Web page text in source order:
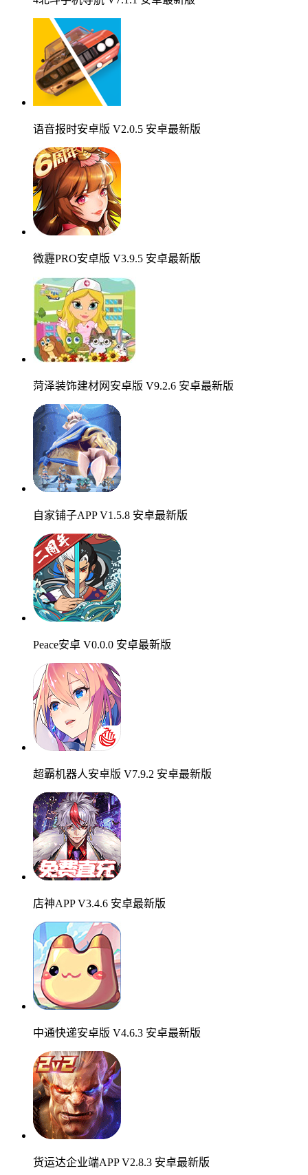
语音报时安卓版 V2.0.5 安卓最新版
微霾PRO安卓版 V3.9.5 安卓最新版
菏泽装饰建材网安卓版 V9.2.6 安卓最新版
自家铺子APP V1.5.8 安卓最新版
Peace安卓 V0.0.0 安卓最新版
超霸机器人安卓版 V7.9.2 安卓最新版
店神APP V3.4.6 安卓最新版
中通快递安卓版 V4.6.3 安卓最新版
货运达企业端APP V2.8.3 安卓最新版